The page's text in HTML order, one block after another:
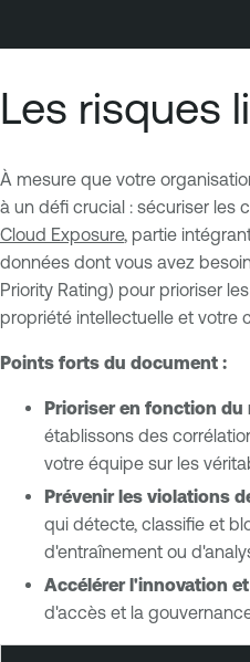
Les risques
À mesure que votre
à un défi crucial : sécuriser les
Cloud Exposure, partie
données dont vous avez
Priority Rating) pour prioriser
propriété intellectuelle et votre
Points forts du document :
Prioriser en fonction du
établissons des
votre équipe sur les
Prévenir les violations
qui détecte, classifie et
d'entraînement ou
Accélérer l'innovation
d'accès et la